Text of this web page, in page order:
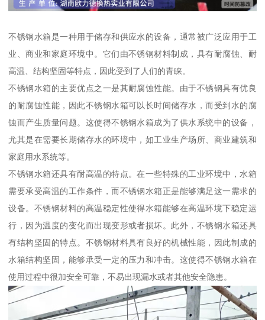
不锈钢水箱是一种用于储存和供应水的设备，通常被广泛应用于工
业、商业和家庭环境中。它们由不锈钢材料制成，具有耐腐蚀、耐
高温、结构坚固等特点，因此受到了人们的青睐。
不锈钢水箱的主要优点之一是其耐腐蚀性能。由于不锈钢具有优良
的耐腐蚀性能，因此不锈钢水箱可以长时间储存水，而受到水的腐
蚀而产生质量问题。这使得不锈钢水箱成为了供水系统中的设备，
尤其是在需要长期储存水的环境中，如工业生产场所、商业建筑和
家庭用水系统等。
不锈钢水箱还具有耐高温的特点。在一些特殊的工业环境中，水箱
需要承受高温的工作条件，而不锈钢水箱正是能够满足这一需求的
设备。不锈钢材料的高温稳定性使得水箱能够在高温环境下稳定运
行，因为温度的变化而出现变形或者损坏。此外，不锈钢水箱还具
有结构坚固的特点。不锈钢材料具有良好的机械性能，因此制成的
水箱结构坚固，能够承受一定的压力和冲击。这使得不锈钢水箱在
使用过程中很加安全可靠，不易出现漏水或者其他安全隐患。